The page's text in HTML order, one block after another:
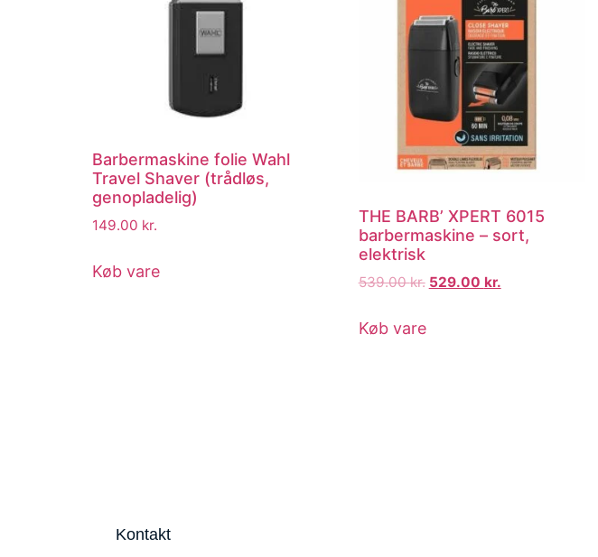
Barbermaskine folie Wahl
Travel Shaver (trådløs,
genopladelig)
149.00 kr.
Køb vare
THE BARB’ XPERT 6015
barbermaskine – sort,
elektrisk
539.00kr. 529.00 kr.
Køb vare
Kontakt